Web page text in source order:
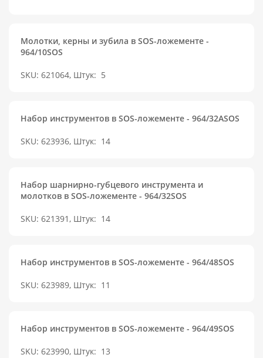
Молотки, керны и зубила в SOS-ложементе -
964/10SOS
SKU: 621064, Штук: 5
Набор инструментов в SOS-ложементе - 964/32ASOS
SKU: 623936, Штук: 14
Набор шарнирно-губцевого инструмента и
молотков в SOS-ложементе - 964/32SOS
SKU: 621391, Штук: 14
Набор инструментов в SOS-ложементе - 964/48SOS
SKU: 623989, Штук: 11
Набор инструментов в SOS-ложементе - 964/49SOS
SKU: 623990, Штук: 13